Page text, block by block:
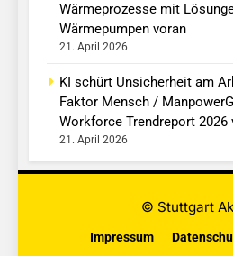
Wärmeprozesse mit
Wärmepumpen voran
21. April 2026
KI schürt Unsicherheit am
Faktor Mensch /
Workforce Trendreport
21. April 2026
© Stuttgart
Impressum